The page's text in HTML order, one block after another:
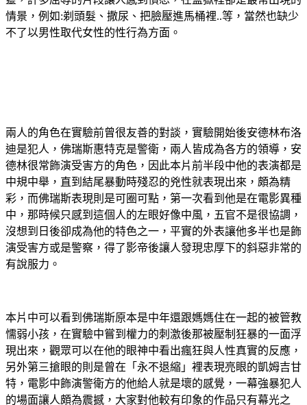
情景，例如:剃頭髮、撒尿、把臉壓進馬桶裡..等，當然也缺少
不了以男性取代女性的性行為方面。
兩人的角色在實驗前曾很友善的對談，實驗開始後安德林布洛
迪是犯人，佛瑞斯惠特克是警衛，兩人皆成為各方的領導，安
德林很常飾演受害方的角色，因此本片前半段中他的表演都是
中規中舉，直到結尾暴動時殘忍的兇性就表現出來，頗為精
彩，而佛瑞斯表現則是可圈可點，第一次看到他是在電影異種
中，那時候只感到這個人的左眼好像中風，五官不是很協調，
沒想到日後卻成為他的特色之一，平實的外表讓他多半也是飾
演受害方或是警察，得了影帝後讓人發現忠厚下的斜惡非常的
有說服力。
本片中可以看到佛瑞斯原本是中年還跟媽媽住在一起的被管教
懦弱小孩，在實驗中嘗到權力的刺激後那被壓制狂暴的一面浮
現出來，觀眾可以在他的眼神中看出瘋狂與人性真實的反應，
另外第三搶眼的則是曾在「永不退縮」裡表現亮眼的凱姆吉甘
特，電影中飾演警衛方的他給人就是壞的感覺，一幕強暴犯人
的場面讓人頗為震撼，大家對他較有印象的作品只有幕光之